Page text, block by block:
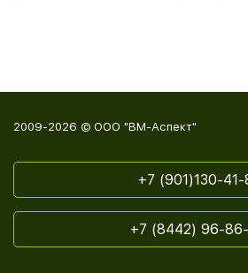
2009-2026 © ООО "ВМ-Аспект"
+7 (901)130-41-
+7 (8442) 96-